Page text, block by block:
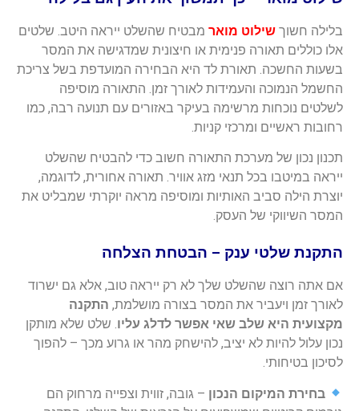
בלילה חשוך שילוט מואר מבטיח שהשלט ייראה היטב. שלטים
אלו כוללים תאורה פנימית או חיצונית שמדגישה את המסר
בשעות החשכה. תאורת לד היא הבחירה המועדפת בשל צריכת
החשמל הנמוכה והעמידות לאורך זמן. התאורה מוסיפה
לשלטים נוכחות מרשימה בעיקר באזורים עם תנועה רבה, כמו
רחובות ראשיים ומרכזי קניות.
תכנון נכון של מערכת התאורה חשוב כדי להבטיח שהשלט
ייראה במיטבו בכל תנאי מזג אוויר. תאורה אחורית, לדוגמה,
יוצרת הילה סביב האותיות ומוסיפה מראה יוקרתי שמבליט את
המסר השיווקי של העסק.
התקנת שלטי ענק – הבטחת הצלחה
אם אתה רוצה שהשלט שלך לא רק ייראה טוב, אלא גם ישרוד
לאורך זמן ויעביר את המסר בצורה מושלמת, התקנה
מקצועית היא שלב שאי אפשר לדלג עליו. שלט שלא מותקן
נכון עלול להיות לא יציב, להישחק מהר או גרוע מכך – להפוך
לסיכון בטיחותי.
בחירת המיקום הנכון – גובה, זווית וצפייה מרחוק הם